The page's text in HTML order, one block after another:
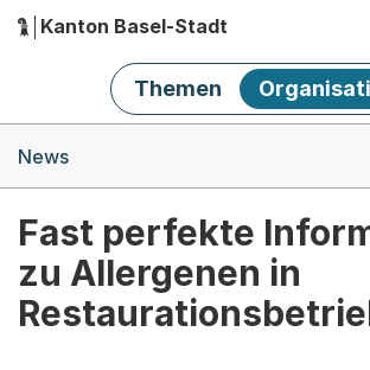
Hauptnavigation
Kanton Basel-Stadt
Themen
News
Fast perfekte
zu Allergenen in